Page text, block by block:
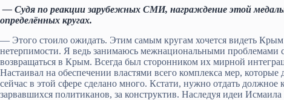
— Судя по реакции зарубежных СМИ, награждение этой
определённых кругах.
— Этого стоило ожидать. Этим самым кругам хочется видеть
нетерпимости. Я ведь занимаюсь межнациональными проблемами
возвращаться в Крым. Всегда был сторонником их мирной
Настаивал на обеспечении властями всего комплекса мер,
сейчас в этой сфере сделано много. Кстати, нужно отдать
зарвавшихся политиканов, за конструктив. Наследуя идеи